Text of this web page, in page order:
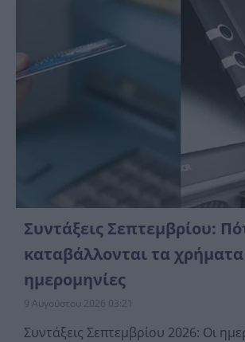
Συντάξεις Σεπτεμβρίου:
καταβάλλονται τα
ημερομηνίες
9 Αυγούστου 2026 03:21
Συντάξεις Σεπτεμβρίου 2026: Οι